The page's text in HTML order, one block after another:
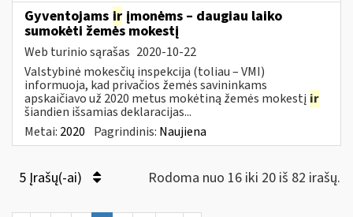
Gyventojams ir įmonėms – daugiau laiko
sumokėti žemės mokestį
Web turinio sąrašas 2020-10-22
Valstybinė mokesčių inspekcija (toliau – VMI)
informuoja, kad privačios žemės savininkams
apskaičiavo už 2020 metus mokėtiną žemės mokestį ir
šiandien išsamias deklaracijas...
Metai: 2020 Pagrindinis: Naujiena
5 Įrašų(-ai) Rodoma nuo 16 iki 20 iš 82 irašų.